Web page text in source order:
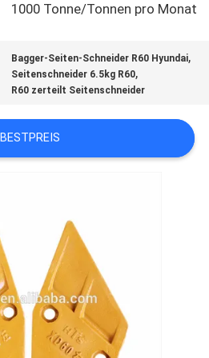
1000 Tonne/Tonnen pro Monat
Bagger-Seiten-Schneider R60 Hyundai,
Seitenschneider 6.5kg R60,
R60 zerteilt Seitenschneider
BESTPREIS